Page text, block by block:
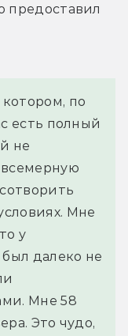
предоставил
по
есть полный
не
всемерную
Мне
у
далеко не
Мне 58
Это чудо,